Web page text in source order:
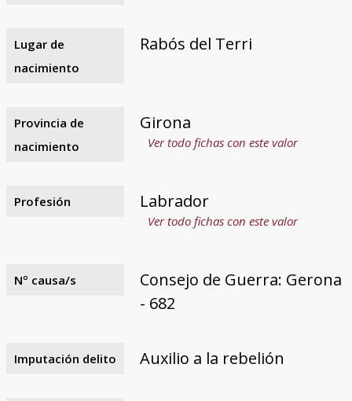
Lugar de
nacimiento
Rabós del Terri
Provincia de
nacimiento
Girona
Ver todo fichas con este valor
Profesión Labrador
Ver todo fichas con este valor
Nº causa/s
Consejo de Guerra: Gerona
- 682
Imputación delito Auxilio a la rebelión